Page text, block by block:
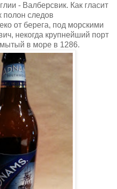
- Валберсвик. Как гласит
полон следов
от берега, под морскими
некогда крупнейший порт
в море в 1286.